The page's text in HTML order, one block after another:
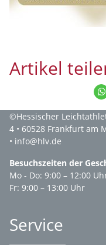
Artikel
©Hessischer
4 • 60528 Frankfurt am
• info@hlv.de
Besuchszeiten der
Mo - Do: 9:00 – 12:00
Fr: 9:00 – 13:00 Uhr
Service